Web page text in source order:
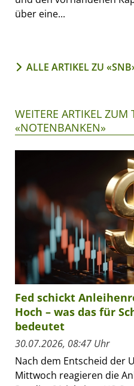
über eine...
ALLE ARTIKEL ZU
WEITERE ARTIKEL ZUM
«NOTENBANKEN»
Fed schickt
Hoch – was das für
bedeutet
30.07.2026, 08:47 Uhr
Nach dem Entscheid der
Mittwoch reagieren die